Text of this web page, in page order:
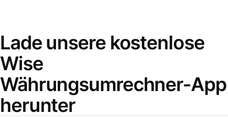
Lade unsere kostenlose
Wise
Währungsumrechner-App
herunter